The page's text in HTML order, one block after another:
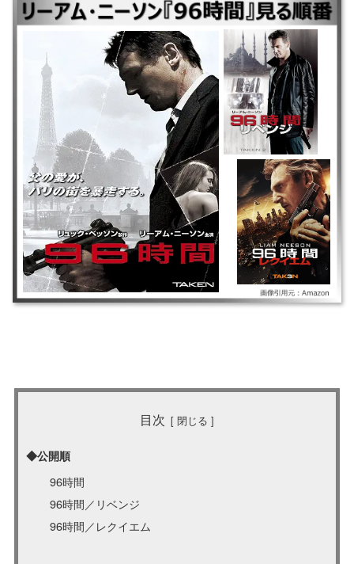
｜◆公開順 ｜96時間 ｜96時間／リベンジ ｜96時間／レクイエム
目次
◆公開順
96時間
96時間／リベンジ
96時間／レクイエム